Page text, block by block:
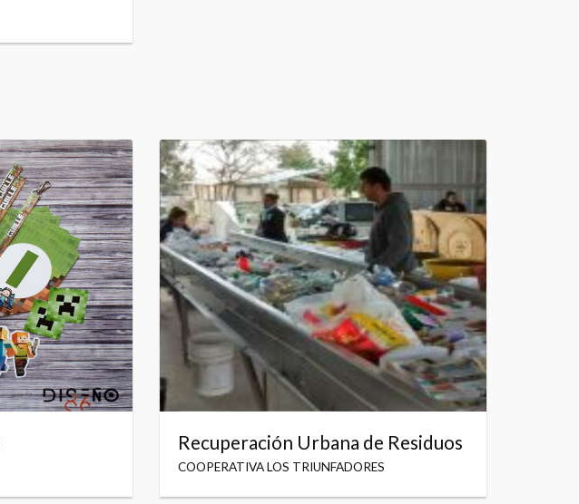
Recuperación Urbana de Residuos
COOPERATIVA LOS TRIUNFADORES